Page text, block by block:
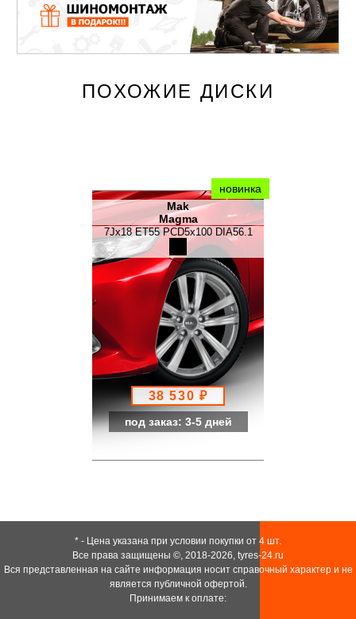
ПОХОЖИЕ ДИСКИ
новинка
Mak
Magma
7Jx18 ET55 PCD5x100 DIA56.1
38 530 ₽
под заказ: 3-5 дней
* - Цена указана при условии покупки от 4 шт.
Все права защищены ©, 2018-2026, tyres-24.ru
Вся представленная на сайте информация носит справочный характер и не
является публичной офертой.
Принимаем к оплате: